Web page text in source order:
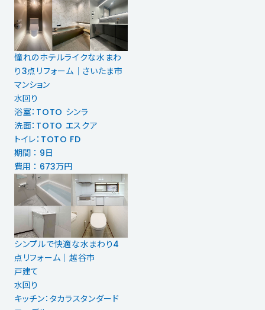
憧れのホテルライクな水まわ
り3点リフォーム｜さいたま市
マンション
水回り
浴室：TOTO シンラ
洗面：TOTO エスクア
トイレ：TOTO FD
期間 ： 9日
費用 ： 673万円
シンプルで快適な水まわり4
点リフォーム｜越谷市
戸建て
水回り
キッチン：タカラスタンダード